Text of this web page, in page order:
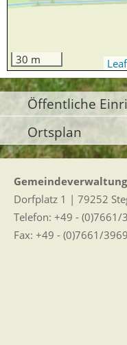
30 m
Öffentliche
Ortsplan
Dorfplatz 1 | 79252
Telefon: +49 - (0)7661/
Fax: +49 - (0)7661/